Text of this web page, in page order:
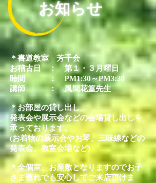
お知らせ
＊書道教室 芳千会
お稽古日 ： 第１・３月曜日
時間 ： PM1:30～PM3:30
講師 ： 風間花篁先生
＊お部屋の貸し出し
発表会や展示会などの会場貸し出しを
承っております。
(お着物の展示会やお琴、三味線などの
発表会、教室会場など)
＊全個室、お座敷となりますのでお子
さま連れでも安心してご来店頂けま